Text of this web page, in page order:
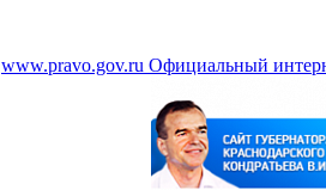
www.pravo.gov.ru Официальный